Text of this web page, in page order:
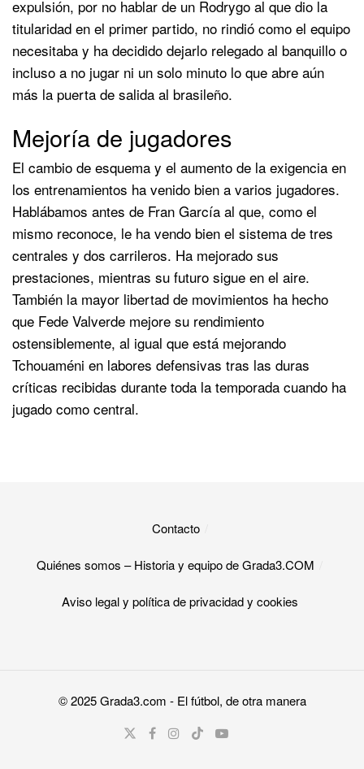
expulsión, por no hablar de un Rodrygo al que dio la
titularidad en el primer partido, no rindió como el equipo
necesitaba y ha decidido dejarlo relegado al banquillo o
incluso a no jugar ni un solo minuto lo que abre aún
más la puerta de salida al brasileño.
Mejoría de jugadores
El cambio de esquema y el aumento de la exigencia en
los entrenamientos ha venido bien a varios jugadores.
Hablábamos antes de Fran García al que, como el
mismo reconoce, le ha vendo bien el sistema de tres
centrales y dos carrileros. Ha mejorado sus
prestaciones, mientras su futuro sigue en el aire.
También la mayor libertad de movimientos ha hecho
que Fede Valverde mejore su rendimiento
ostensiblemente, al igual que está mejorando
Tchouaméni en labores defensivas tras las duras
críticas recibidas durante toda la temporada cuando ha
jugado como central.
Contacto
Quiénes somos – Historia y equipo de Grada3.COM
Aviso legal y política de privacidad y cookies​
© 2025Grada3.com - El fútbol, de otra manera